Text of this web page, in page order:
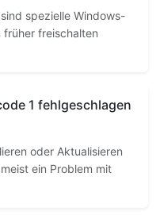
spezielle Windows-
früher freischalten
1 fehlgeschlagen
oder Aktualisieren
ein Problem mit